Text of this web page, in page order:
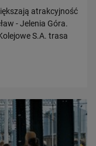
atrakcyjność
- Jelenia Góra.
S.A. trasa